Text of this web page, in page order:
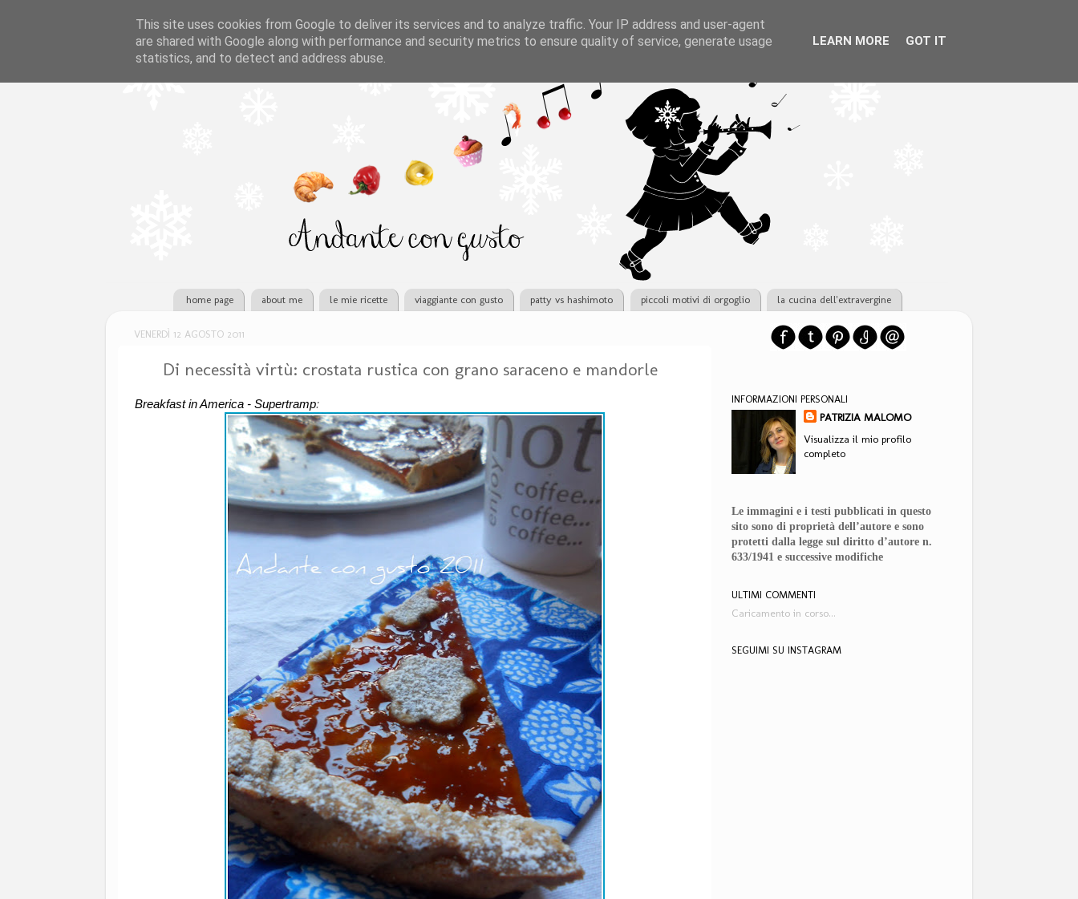
home page about me le mie ricette viaggiante con gusto patty vs hashimoto piccoli motivi di orgoglio la cucina dell'extravergine
VENERDÌ 12 AGOSTO 2011
Di necessità virtù: crostata rustica con grano saraceno e mandorle
Breakfast in America - Supertramp: INFORMAZIONI PERSONALI
PATRIZIA MALOMO
Visualizza il mio profilo
completo
Le immagini e i testi pubblicati in questo
sito sono di proprietà dell’autore e sono
protetti dalla legge sul diritto d’autore n.
633/1941 e successive modifiche
ULTIMI COMMENTI
Caricamento in corso...
SEGUIMI SU INSTAGRAM
This site uses cookies from Google to deliver its services and to analyze traffic. Your IP address and user-agent
are shared with Google along with performance and security metrics to ensure quality of service, generate usage
statistics, and to detect and address abuse.
LEARN MORE GOT IT